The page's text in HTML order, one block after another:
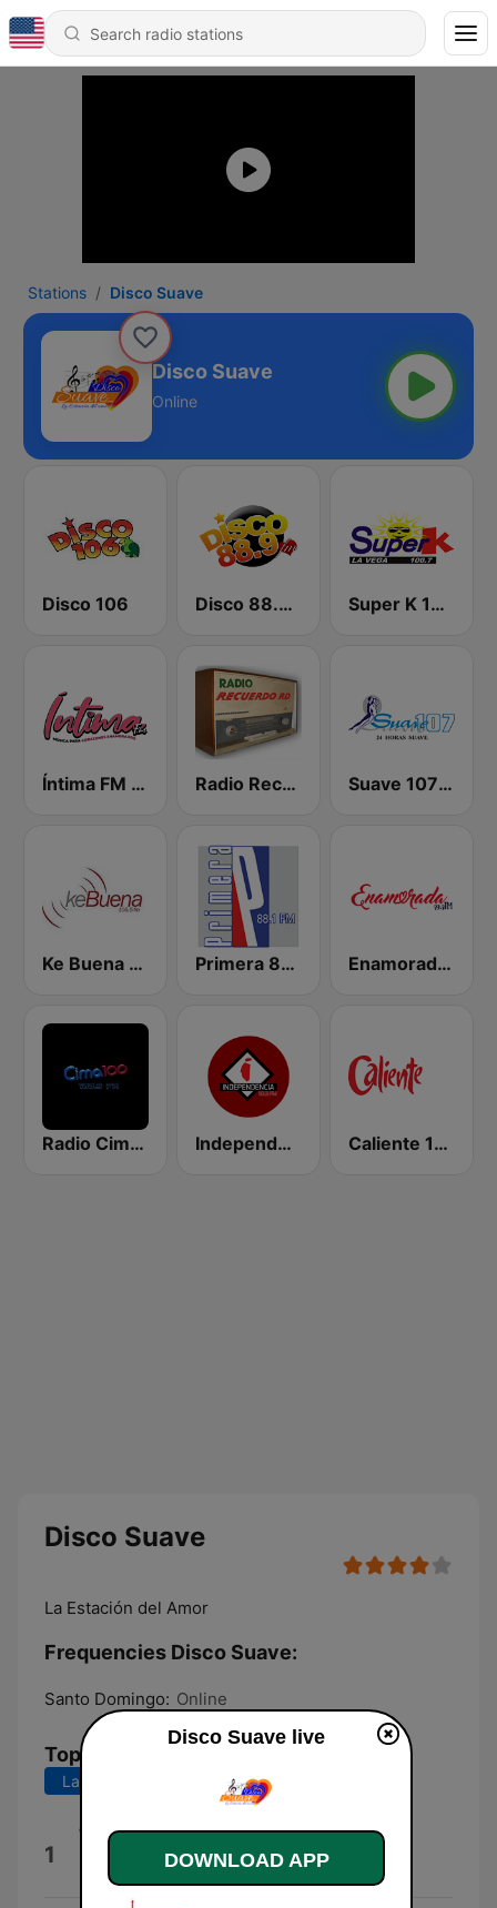
Stations Disco Suave
Disco Suave
Online
Disco 106 Disco 88.9 FM Super K 100.7 FM
Íntima FM Santiago Radio Recuerdos RD Suave 107 FM
Ke Buena 105.5 FM Primera 88.1 FM Enamorada 99.9 FM
Radio Cima 100.5 FM Independencia FM Caliente 104.1 FM
Disco Suave
La Estación del Amor
Frequencies Disco Suave:
Santo Domingo: Online
Top Songs
Last 7 days Last 30 days
1 Anand Clique
Disco Suave live
DOWNLOAD APP